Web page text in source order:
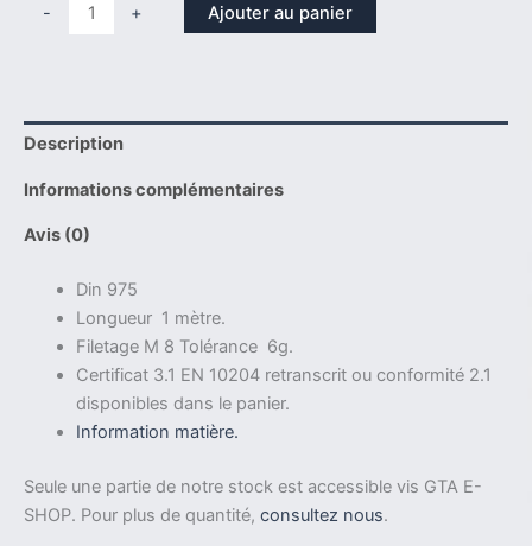
-
Din
975
x
Titane
Grade
+ Ajouter au panier
Description
Informations complémentaires
Avis (0)
Din 975
Longueur 1 mètre.
Filetage M 8 Tolérance 6g.
Certificat 3.1 EN 10204 retranscrit ou conformité 2.1
disponibles dans le panier.
Information matière.
Seule une partie de notre stock est accessible vis GTA E-
SHOP. Pour plus de quantité, consultez nous.